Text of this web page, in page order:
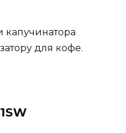
капучинатора
для кофе.